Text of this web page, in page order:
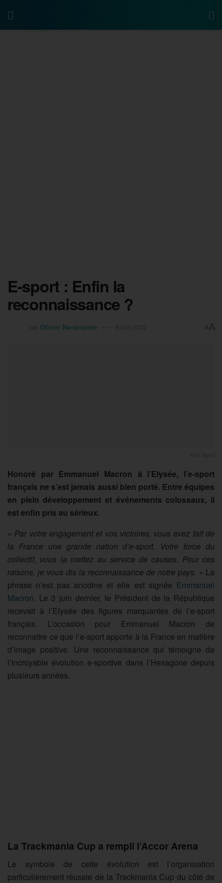
E-sport : Enfin la
reconnaissance ?
Olivier Navarranne AA
Honoré par Emmanuel Macron à l’Elysée, l’e-sport
français ne s’est jamais aussi bien porté. Entre équipes
en plein développement et événements colossaux, il
est enfin pris au sérieux.
« Par votre engagement et vos victoires, vous avez fait de
la France une grande nation d’e-sport. Votre force du
collectif, vous la mettez au service de causes. Pour ces
raisons, je vous dis la reconnaissance de notre pays. » La
phrase n’est pas anodine et elle est signée Emmanuel
Macron. Le 3 juin dernier, le Président de la République
recevait à l’Elysée des figures marquantes de l’e-sport
français. L’occasion pour Emmanuel Macron de
reconnaître ce que l’e-sport apporte à la France en matière
d’image positive. Une reconnaissance qui témoigne de
l’incroyable évolution e-sportive dans l’Hexagone depuis
plusieurs années.
La Trackmania Cup a rempli l’Accor Arena
Le symbole de cette évolution est l’organisation
particulièrement réussie de la Trackmania Cup du côté de